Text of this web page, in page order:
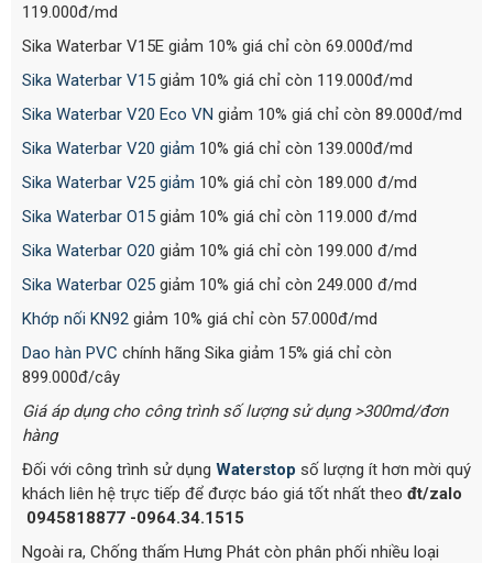
119.000đ/md
Sika Waterbar V15E giảm 10% giá chỉ còn 69.000đ/md
Sika Waterbar V15 giảm 10% giá chỉ còn 119.000đ/md
Sika Waterbar V20 Eco VN giảm 10% giá chỉ còn 89.000đ/md
Sika Waterbar V20 giảm 10% giá chỉ còn 139.000đ/md
Sika Waterbar V25 giảm 10% giá chỉ còn 189.000 đ/md
Sika Waterbar O15 giảm 10% giá chỉ còn 119.000 đ/md
Sika Waterbar O20 giảm 10% giá chỉ còn 199.000 đ/md
Sika Waterbar O25 giảm 10% giá chỉ còn 249.000 đ/md
Khớp nối KN92 giảm 10% giá chỉ còn 57.000đ/md
Dao hàn PVC chính hãng Sika giảm 15% giá chỉ còn
899.000đ/cây
Giá áp dụng cho công trình số lượng sử dụng >300md/đơn
hàng
Đối với công trình sử dụng Waterstop số lượng ít hơn mời quý
khách liên hệ trực tiếp để được báo giá tốt nhất theo đt/zalo
0945818877 -0964.34.1515
Ngoài ra, Chống thấm Hưng Phát còn phân phối nhiều loại